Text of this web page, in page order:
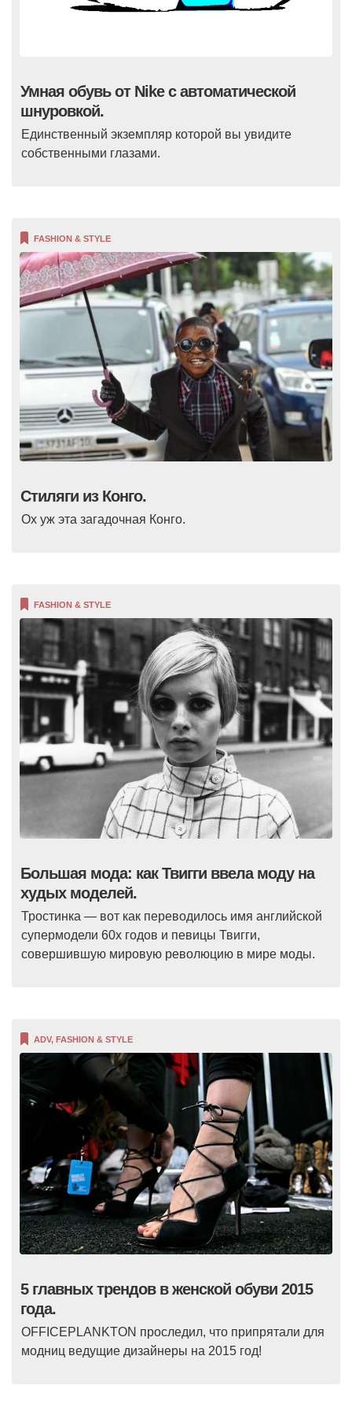
Умная обувь от Nike с автоматической
шнуровкой.
Единственный экземпляр которой вы увидите
собственными глазами.
FASHION & STYLE
Стиляги из Конго.
Ох уж эта загадочная Конго.
FASHION & STYLE
Большая мода: как Твигги ввела моду на
худых моделей.
Тростинка — вот как переводилось имя английской
супермодели 60х годов и певицы Твигги,
совершившую мировую революцию в мире моды.
ADV, FASHION & STYLE
5 главных трендов в женской обуви 2015
года.
OFFICEPLANKTON проследил, что припрятали для
модниц ведущие дизайнеры на 2015 год!